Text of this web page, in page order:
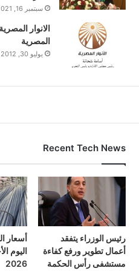
سبتمبر 16, 2021
الانوار
المصرية
يوليو 30, 2012
Recent Tech News
رئيس الوزراء يتفقد
أعمال تطوير ورفع كفاءة
مستشفى رأس الحكمة
أسعار
2026